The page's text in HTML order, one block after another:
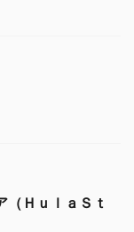
（ＨｕｌａＳｔ